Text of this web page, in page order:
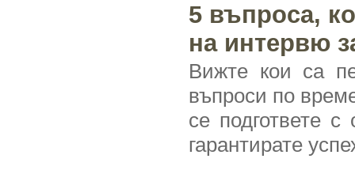
5 въпросa,
на интервю
Вижте кои са
въпроси по
се подгответе
гарантирате